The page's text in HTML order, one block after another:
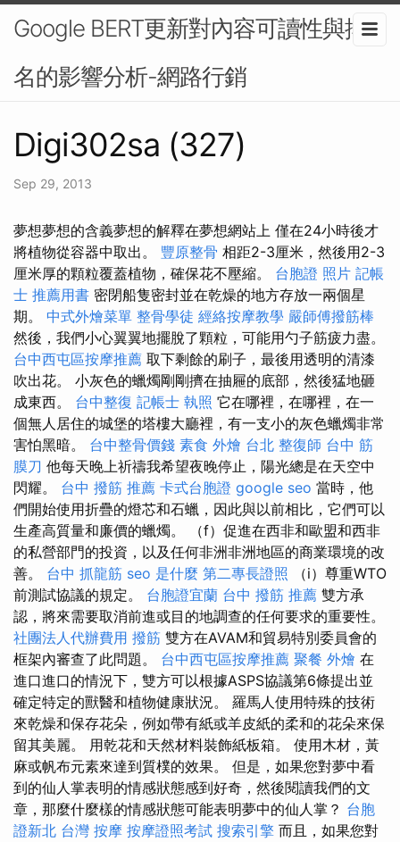
Google BERT更新對內容可讀性與排
名的影響分析-網路行銷
Digi302sa (327)
Sep 29, 2013
夢想夢想的含義夢想的解釋在夢想網站上 僅在24小時後才
將植物從容器中取出。 豐原整骨 相距2-3厘米，然後用2-3
厘米厚的顆粒覆蓋植物，確保花不壓縮。 台胞證 照片 記帳
士 推薦用書 密閉船隻密封並在乾燥的地方存放一兩個星
期。 中式外燴菜單 整骨學徒 經絡按摩教學 嚴師傅撥筋棒
然後，我們小心翼翼地擺脫了顆粒，可能用勺子筋疲力盡。
台中西屯區按摩推薦 取下剩餘的刷子，最後用透明的清漆
吹出花。 小灰色的蠟燭剛剛擠在抽屜的底部，然後猛地砸
成東西。 台中整復 記帳士 執照 它在哪裡，在哪裡，在一
個無人居住的城堡的塔樓大廳裡，有一支小的灰色蠟燭非常
害怕黑暗。 台中整骨價錢 素食 外燴 台北 整復師 台中 筋
膜刀 他每天晚上祈禱我希望夜晚停止，陽光總是在天空中
閃耀。 台中 撥筋 推薦 卡式台胞證 google seo 當時，他
們開始使用折疊的燈芯和石蠟，因此與以前相比，它們可以
生產高質量和廉價的蠟燭。 （f）促進在西非和歐盟和西非
的私營部門的投資，以及任何非洲非洲地區的商業環境的改
善。 台中 抓龍筋 seo 是什麼 第二專長證照 （i）尊重WTO
前測試協議的規定。 台胞證宜蘭 台中 撥筋 推薦 雙方承
認，將來需要取消前進或目的地調查的任何要求的重要性。
社團法人代辦費用 撥筋 雙方在AVAM和貿易特別委員會的
框架內審查了此問題。 台中西屯區按摩推薦 聚餐 外燴 在
進口進口的情況下，雙方可以根據ASPS協議第6條提出並
確定特定的獸醫和植物健康狀況。 羅馬人使用特殊的技術
來乾燥和保存花朵，例如帶有紙或羊皮紙的柔和的花朵來保
留其美麗。 用乾花和天然材料裝飾紙板箱。 使用木材，黃
麻或帆布元素來達到質樸的效果。 但是，如果您對夢中看
到的仙人掌表明的情感狀態感到好奇，然後閱讀我們的文
章，那麼什麼樣的情感狀態可能表明夢中的仙人掌？ 台胞
證新北 台灣 按摩 按摩證照考試 搜索引擎 而且，如果您對